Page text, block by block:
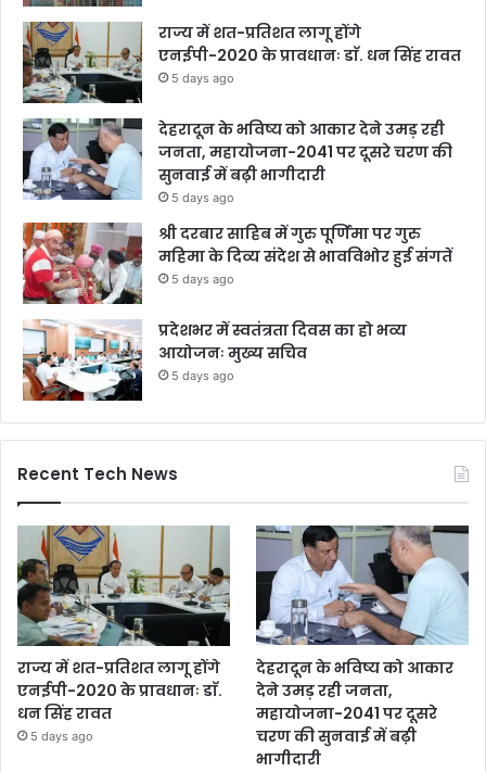
राज्य में शत-प्रतिशत लागू होंगे
एनईपी-2020 के प्रावधानः डाॅ. धन सिंह रावत
5 days ago
देहरादून के भविष्य को आकार देने उमड़ रही
जनता, महायोजना-2041 पर दूसरे चरण की
सुनवाई में बढ़ी भागीदारी
5 days ago
श्री दरबार साहिब में गुरु पूर्णिमा पर गुरु
महिमा के दिव्य संदेश से भावविभोर हुई संगतें
5 days ago
प्रदेशभर में स्वतंत्रता दिवस का हो भव्य
आयोजनः मुख्य सचिव
5 days ago
Recent Tech News
राज्य में शत-प्रतिशत लागू होंगे
एनईपी-2020 के प्रावधानः डाॅ.
धन सिंह रावत
5 days ago
देहरादून के भविष्य को आकार
देने उमड़ रही जनता,
महायोजना-2041 पर दूसरे
चरण की सुनवाई में बढ़ी
भागीदारी